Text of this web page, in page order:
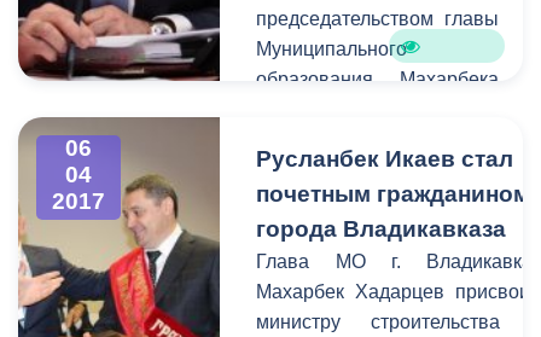
экономики,
предпринимательства и
инвестиционных
административно-
технической инспекции
Владикавказа.
председательством главы
Муниципального
образования Махарбека
глава АМС г.
Владикавказа Борис
Албегов. Согласно
повестке дня заслушали
вопрос о внесении
изменений в бюджет
06
04
2017
Русланбек Икаев стал
почетным гражданином
города Владикавказа
Глава МО г. Владикавказ
Махарбек Хадарцев присвоил
министру строительства и